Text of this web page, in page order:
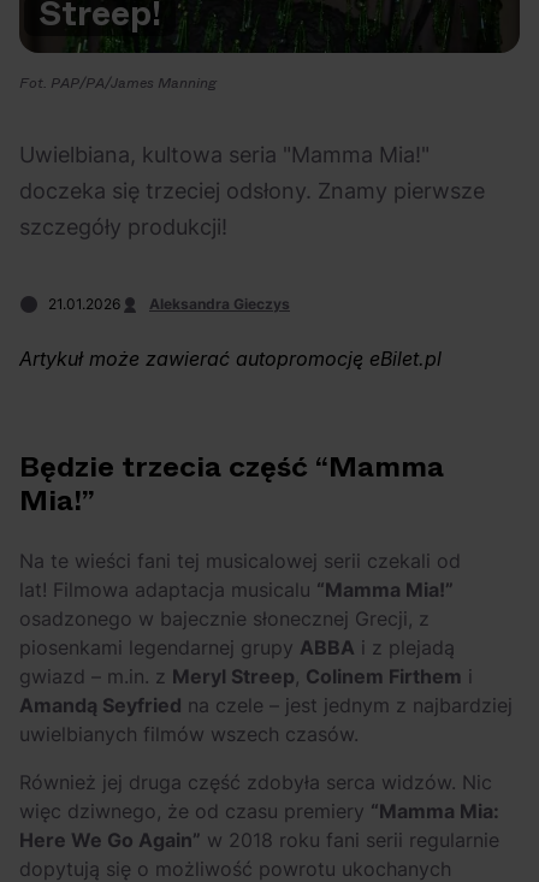
Na czasie
Polecane Scena Impostora 06.08.2026
prawdziwym fanem
Chivasa?
inicjatywą eBilet
jednoczącą fanów
Bring Me The Horizon
Arctic Monkeys i
Bring Me The
Horizon. Lustrzane
kariery zespołów z
Sheffield
Odkryj wyjątkowe
atrakcje na drugi
miesiąc wakacji!
Streep!
Fot. PAP/PA/James Manning
Uwielbiana, kultowa seria "Mamma Mia!"
doczeka się trzeciej odsłony. Znamy pierwsze
szczegóły produkcji!
21.01.2026 Aleksandra Gieczys
Artykuł może zawierać autopromocję eBilet.pl
Będzie trzecia część “Mamma
Mia!”
Na te wieści fani tej musicalowej serii czekali od
lat! Filmowa adaptacja musicalu “Mamma Mia!”
osadzonego w bajecznie słonecznej Grecji, z
piosenkami legendarnej grupy ABBA i z plejadą
gwiazd – m.in. z Meryl Streep, Colinem Firthem i
Amandą Seyfried na czele – jest jednym z najbardziej
uwielbianych filmów wszech czasów.
Również jej druga część zdobyła serca widzów. Nic
więc dziwnego, że od czasu premiery “Mamma Mia:
Here We Go Again” w 2018 roku fani serii regularnie
dopytują się o możliwość powrotu ukochanych